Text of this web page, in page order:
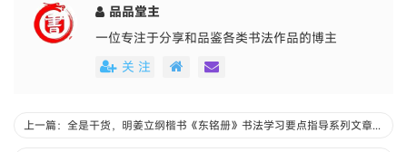
品品堂主
一位专注于分享和品鉴各类书法作品的博主
关 注
上一篇：全是干货，明姜立纲楷书《东铭册》书法学习要点指导系列文章之五